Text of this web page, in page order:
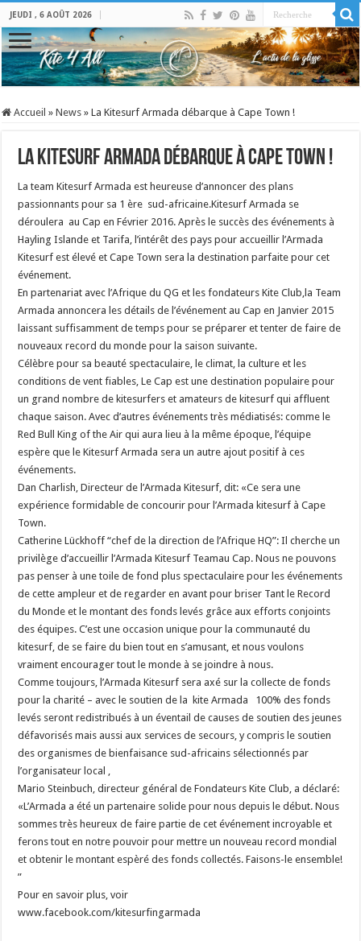
JEUDI , 6 AOÛT 2026
Accueil » News » La Kitesurf Armada débarque à Cape Town !
La Kitesurf Armada débarque à Cape Town !
La team Kitesurf Armada est heureuse d’annoncer des plans
passionnants pour sa 1 ère sud-africaine.Kitesurf Armada se
déroulera au Cap en Février 2016. Après le succès des événements à
Hayling Islande et Tarifa, l’intérêt des pays pour accueillir l’Armada
Kitesurf est élevé et Cape Town sera la destination parfaite pour cet
événement.
En partenariat avec l’Afrique du QG et les fondateurs Kite Club,la Team
Armada annoncera les détails de l’événement au Cap en Janvier 2015
laissant suffisamment de temps pour se préparer et tenter de faire de
nouveaux record du monde pour la saison suivante.
Célèbre pour sa beauté spectaculaire, le climat, la culture et les
conditions de vent fiables, Le Cap est une destination populaire pour
un grand nombre de kitesurfers et amateurs de kitesurf qui affluent
chaque saison. Avec d’autres événements très médiatisés: comme le
Red Bull King of the Air qui aura lieu à la même époque, l’équipe
espère que le Kitesurf Armada sera un autre ajout positif à ces
événements.
Dan Charlish, Directeur de l’Armada Kitesurf, dit: «Ce sera une
expérience formidable de concourir pour l’Armada kitesurf à Cape
Town.
Catherine Lückhoff “chef de la direction de l’Afrique HQ”: Il cherche un
privilège d’accueillir l’Armada Kitesurf Teamau Cap. Nous ne pouvons
pas penser à une toile de fond plus spectaculaire pour les événements
de cette ampleur et de regarder en avant pour briser Tant le Record
du Monde et le montant des fonds levés grâce aux efforts conjoints
des équipes. C’est une occasion unique pour la communauté du
kitesurf, de se faire du bien tout en s’amusant, et nous voulons
vraiment encourager tout le monde à se joindre à nous.
Comme toujours, l’Armada Kitesurf sera axé sur la collecte de fonds
pour la charité – avec le soutien de la kite Armada 100% des fonds
levés seront redistribués à un éventail de causes de soutien des jeunes
défavorisés mais aussi aux services de secours, y compris le soutien
des organismes de bienfaisance sud-africains sélectionnés par
l’organisateur local ,
Mario Steinbuch, directeur général de Fondateurs Kite Club, a déclaré:
«L’Armada a été un partenaire solide pour nous depuis le début. Nous
sommes très heureux de faire partie de cet événement incroyable et
ferons tout en notre pouvoir pour mettre un nouveau record mondial
et obtenir le montant espèré des fonds collectés. Faisons-le ensemble!
”
Pour en savoir plus, voir
www.facebook.com/kitesurfingarmada